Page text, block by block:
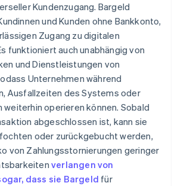
Kundenzugang. Bargeld
und Kunden ohne Bankkonto,
Zugang zu digitalen
funktioniert auch unabhängig von
und Dienstleistungen von
Unternehmen während
Ausfallzeiten des Systems oder
weiterhin operieren können. Sobald
abgeschlossen ist, kann sie
oder zurückgebucht werden,
von Zahlungsstornierungen geringer
verlangen von
dass sie Bargeld für